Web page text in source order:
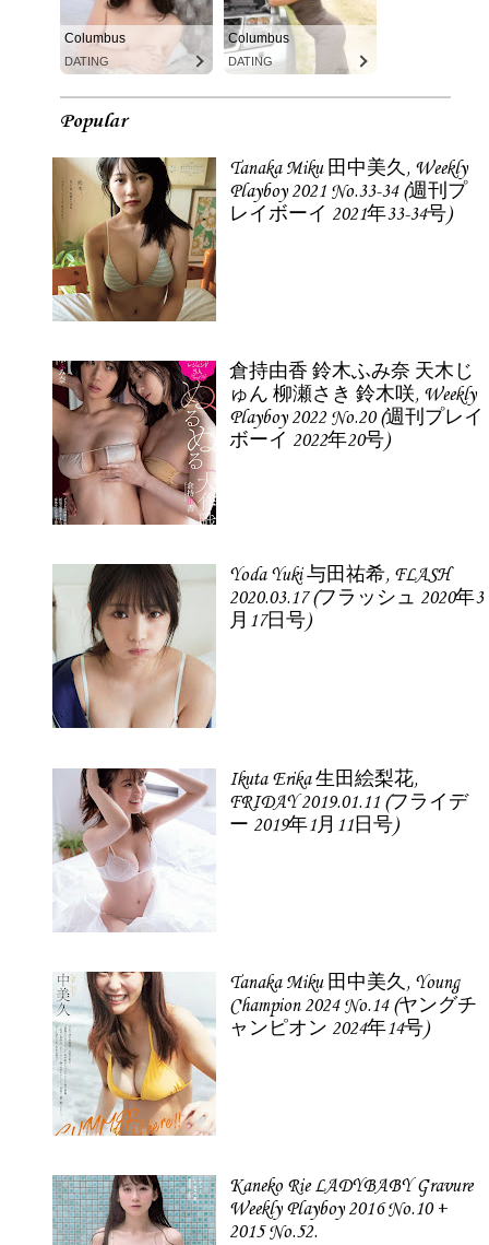
Columbus
DATING
Columbus
DATING
Popular
Tanaka Miku 田中美久, Weekly
Playboy 2021 No.33-34 (週刊プ
レイボーイ 2021年33-34号)
倉持由香 鈴木ふみ奈 天木じ
ゅん 柳瀬さき 鈴木咲, Weekly
Playboy 2022 No.20 (週刊プレイ
ボーイ 2022年20号)
Yoda Yuki 与田祐希, FLASH
2020.03.17 (フラッシュ 2020年3
月17日号)
Ikuta Erika 生田絵梨花,
FRIDAY 2019.01.11 (フライデ
ー 2019年1月11日号)
Tanaka Miku 田中美久, Young
Champion 2024 No.14 (ヤングチ
ャンピオン 2024年14号)
Kaneko Rie LADYBABY Gravure
Weekly Playboy 2016 No.10 +
2015 No.52.